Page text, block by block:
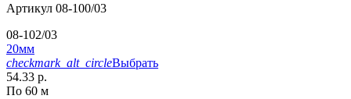
Артикул 08-100/03
08-102/03
20мм
checkmark_alt_circleВыбрать
54.33 р.
По 60 м